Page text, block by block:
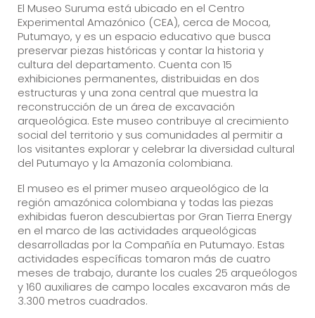
El Museo Suruma está ubicado en el Centro
Experimental Amazónico (CEA), cerca de Mocoa,
Putumayo, y es un espacio educativo que busca
preservar piezas históricas y contar la historia y
cultura del departamento. Cuenta con 15
exhibiciones permanentes, distribuidas en dos
estructuras y una zona central que muestra la
reconstrucción de un área de excavación
arqueológica. Este museo contribuye al crecimiento
social del territorio y sus comunidades al permitir a
los visitantes explorar y celebrar la diversidad cultural
del Putumayo y la Amazonía colombiana.
El museo es el primer museo arqueológico de la
región amazónica colombiana y todas las piezas
exhibidas fueron descubiertas por Gran Tierra Energy
en el marco de las actividades arqueológicas
desarrolladas por la Compañía en Putumayo. Estas
actividades específicas tomaron más de cuatro
meses de trabajo, durante los cuales 25 arqueólogos
y 160 auxiliares de campo locales excavaron más de
3.300 metros cuadrados.